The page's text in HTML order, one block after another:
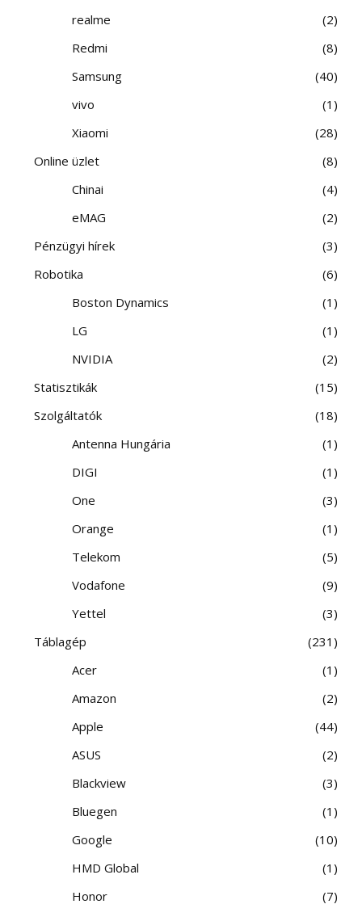
realme
2
Redmi
8
Samsung
40
vivo
1
Xiaomi
28
Online üzlet
8
Chinai
4
eMAG
2
Pénzügyi hírek
3
Robotika
6
Boston Dynamics
1
LG
1
NVIDIA
2
Statisztikák
15
Szolgáltatók
18
Antenna Hungária
1
DIGI
1
One
3
Orange
1
Telekom
5
Vodafone
9
Yettel
3
Táblagép
231
Acer
1
Amazon
2
Apple
44
ASUS
2
Blackview
3
Bluegen
1
Google
10
HMD Global
1
Honor
7